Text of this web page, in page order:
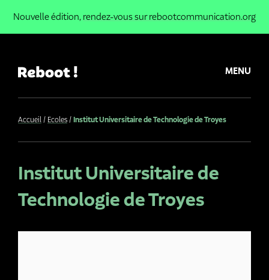
Nouvelle édition,rendez-vous sur rebootcommunication.org
MENU
Accueil Ecoles Institut Universitaire de Technologie de Troyes
Institut Universitaire de
Technologie de Troyes